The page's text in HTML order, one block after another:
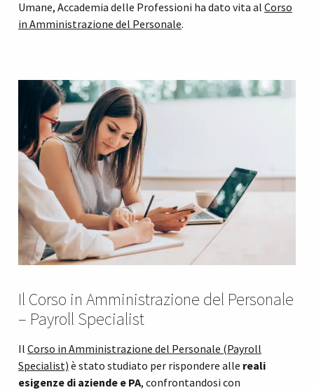
Umane, Accademia delle Professioni ha dato vita al Corso
in Amministrazione del Personale.
Il Corso in Amministrazione del Personale
– Payroll Specialist
Il Corso in Amministrazione del Personale (Payroll
Specialist) è stato studiato per rispondere alle reali
esigenze di aziende e PA, confrontandosi con